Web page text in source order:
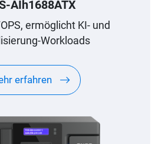
AIh1688ATX
ermöglicht KI- und
Workloads
erfahren